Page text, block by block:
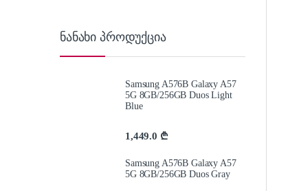
ნანახი პროდუქცია
Samsung A576B Galaxy A57
5G 8GB/256GB Duos Light
Blue
1,449.0 ₾
Samsung A576B Galaxy A57
5G 8GB/256GB Duos Gray